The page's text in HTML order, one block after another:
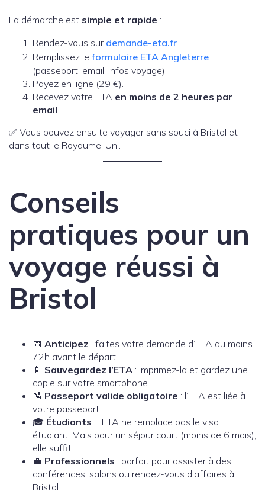
La démarche est simple et rapide :
Rendez-vous sur demande-eta.fr
Remplissez le formulaire ETA Angleterre
(passeport, email, infos voyage).
Payez en ligne (29 €).
Recevez votre ETA en moins de 2 heures par
email
✅ Vous pouvez ensuite voyager sans souci à Bristol et
dans tout le Royaume-Uni.
Conseils
pratiques pour un
voyage réussi à
Bristol
📅 Anticipez : faites votre demande d’ETA au moins
72h avant le départ.
📱 Sauvegardez l’ETA : imprimez-la et gardez une
copie sur votre smartphone.
🛂 Passeport valide obligatoire : l’ETA est liée à
votre passeport.
🎓 Étudiants : l’ETA ne remplace pas le visa
étudiant. Mais pour un séjour court (moins de 6 mois),
elle suffit.
💼 Professionnels : parfait pour assister à des
conférences, salons ou rendez-vous d’affaires à
Bristol.